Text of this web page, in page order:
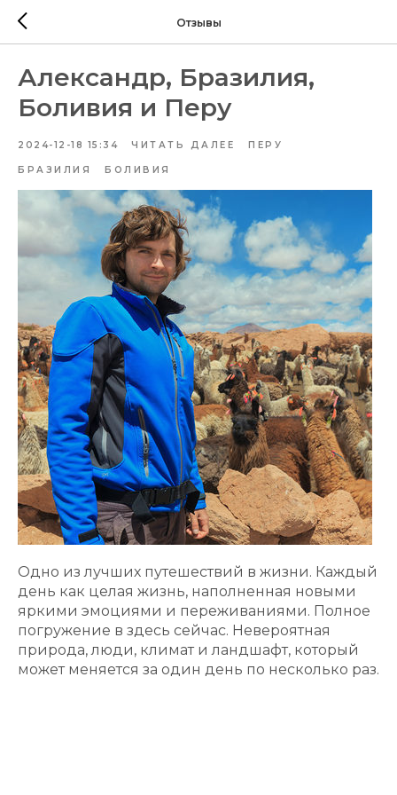
Отзывы
Александр, Бразилия,
Боливия и Перу
2024-12-18 15:34 ЧИТАТЬ ДАЛЕЕ ПЕРУ
БРАЗИЛИЯ БОЛИВИЯ
Одно из лучших путешествий в жизни. Каждый
день как целая жизнь, наполненная новыми
яркими эмоциями и переживаниями. Полное
погружение в здесь сейчас. Невероятная
природа, люди, климат и ландшафт, который
может меняется за один день по несколько раз.